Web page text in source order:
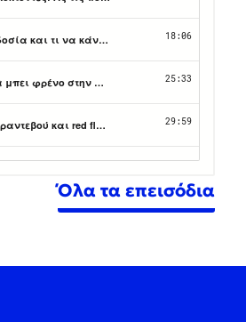
Όλα τα επεισόδια